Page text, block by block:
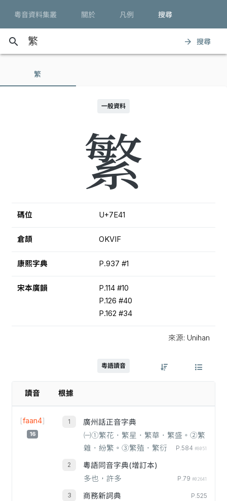
粵音資料集叢 關於 凡例 搜尋
search arrow_forward 搜尋
繁
一般資料
繁
碼位 U+7E41
倉頡 OKVIF
康熙字典 P.937 #1
宋本廣韻
P.114 #10
P.126 #40
P.162 #34
來源: Unihan
粵語讀音
讀音 根據
[faan4]
16
廣州話正音字典
㈠①繁花．繁星．繁華．繁盛。②繁
雜．紛繁。③繁殖．繁衍
P.584 #8051
粵語同音字典(增訂本)
多也，許多
P.79 #02641
商務新詞典 P.525